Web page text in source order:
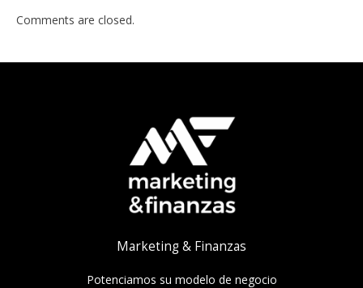
Comments are closed.
Marketing & Finanzas
Potenciamos su modelo de negocio